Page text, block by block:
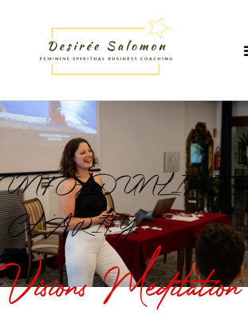
UNFOLD
CLARITY
Visions Meditation